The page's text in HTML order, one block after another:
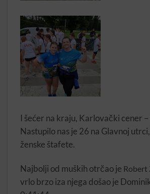
I šećer na kraju, Karlovački cener
Nastupilo nas je 26 na Glavnoj
ženske štafete.
Najbolji od muških otrčao je Robert
vrlo brzo iza njega došao je